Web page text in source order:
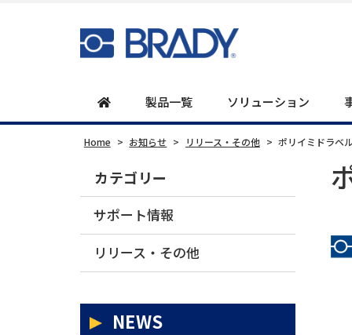
製品一覧 ソリューション
Home > お知らせ > リリース・その他 > ポリイミドラベ
カテゴリー
サポート情報
リリース・その他
NEWS